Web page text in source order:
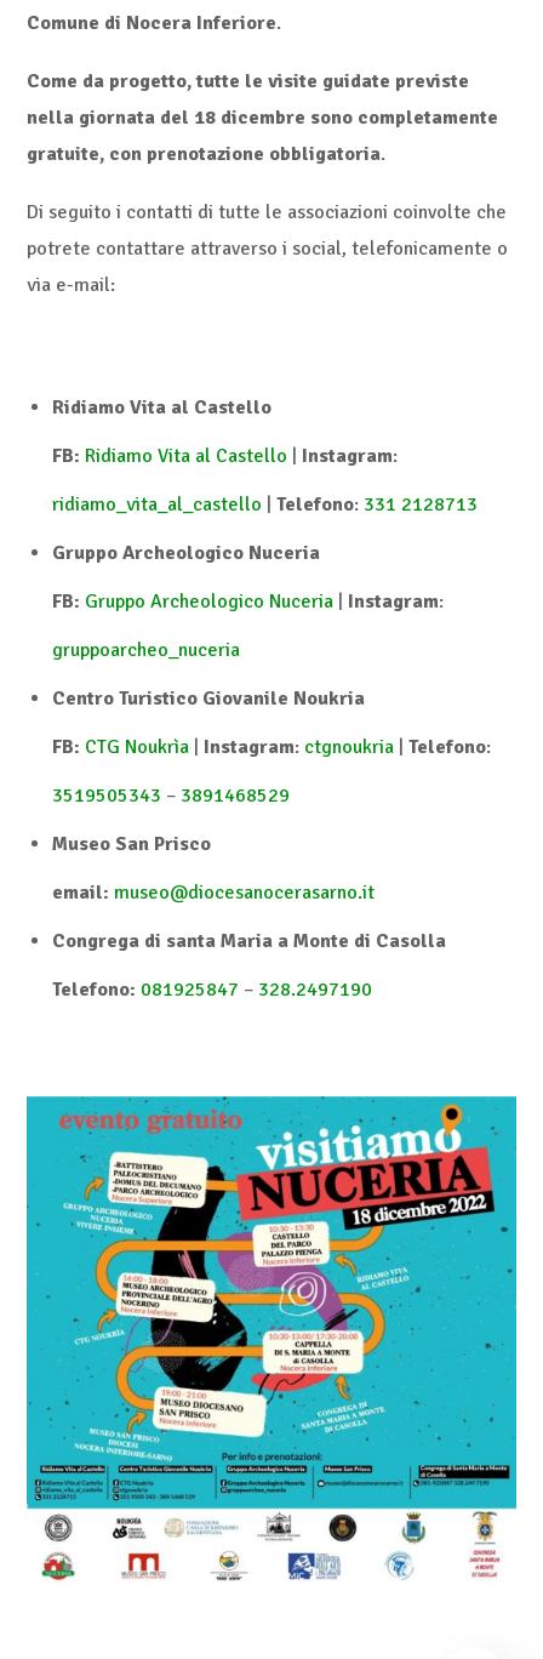
Comune di Nocera Inferiore.
Come da progetto, tutte le visite guidate previste
nella giornata del 18 dicembre sono completamente
gratuite, con prenotazione obbligatoria.
Di seguito i contatti di tutte le associazioni coinvolte che
potrete contattare attraverso i social, telefonicamente o
via e-mail:
Ridiamo Vita al Castello
FB: Ridiamo Vita al Castello Instagram:
ridiamo_vita_al_castello |Telefono: 331 2128713
Gruppo Archeologico Nuceria
FB: Gruppo Archeologico Nuceria Instagram:
gruppoarcheo_nuceria
Centro Turistico Giovanile Noukria
FB: CTG Noukrìa Instagram: ctgnoukria |Telefono:
3519505343 – 3891468529
Museo San Prisco
email: museo@diocesanocerasarno.it
Congrega di santa Maria a Monte di Casolla
Telefono: 081925847 – 328.2497190